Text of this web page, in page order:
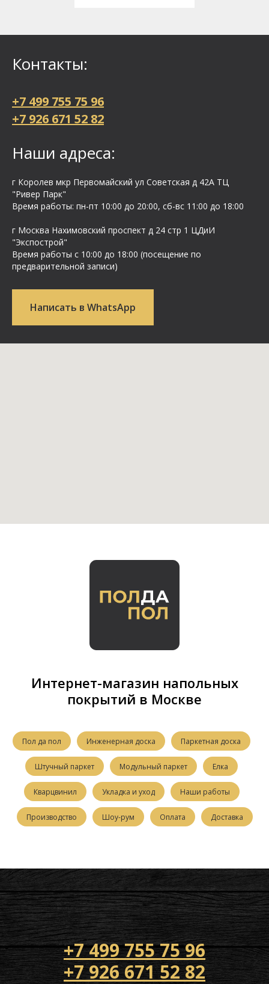
Контакты:
+7 499 755 75 96
+7 926 671 52 82
Наши адреса:
г Королев мкр Первомайский ул Cоветская д 42А ТЦ
"Ривер Парк"
Время работы: пн-пт 10:00 до 20:00, сб-вс 11:00 до 18:00
г Москва Нахимовский проспект д 24 стр 1 ЦДиИ
"Экспострой"
Время работы с 10:00 до 18:00 (посещение по
предварительной записи)
Написать в WhatsApp
Интернет-магазин напольных
покрытий в Москве
Пол да пол Инженерная доска Паркетная доска
Штучный паркет Модульный паркет Елка
Кварцвинил Укладка и уход Наши работы
Производство Шоу-рум Оплата Доставка
+7 499 755 75 96
+7 926 671 52 82